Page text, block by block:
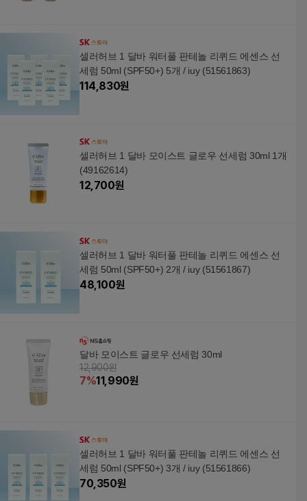
셀러허브 1 달바 워터풀 판테놀 리퀴드 에센스 선
세럼 50ml (SPF50+) 5개 / iuy (51561863)
114,830원
셀러허브 1 달바 모이스트 글로우 선세럼 30ml 1개
(49162614)
12,700원
셀러허브 1 달바 워터풀 판테놀 리퀴드 에센스 선
세럼 50ml (SPF50+) 2개 / iuy (51561867)
48,100원
달바 모이스트 글로우 선세럼 30ml
12,900원
7%11,990원
셀러허브 1 달바 워터풀 판테놀 리퀴드 에센스 선
세럼 50ml (SPF50+) 3개 / iuy (51561866)
70,350원